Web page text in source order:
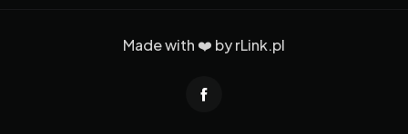
Made with ❤️ byrLink.pl